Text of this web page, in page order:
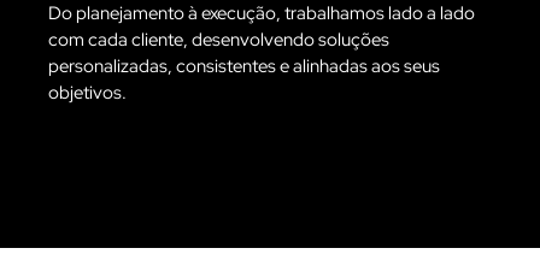
Do planejamento à execução, trabalhamos lado a lado
com cada cliente, desenvolvendo soluções
personalizadas, consistentes e alinhadas aos seus
objetivos.